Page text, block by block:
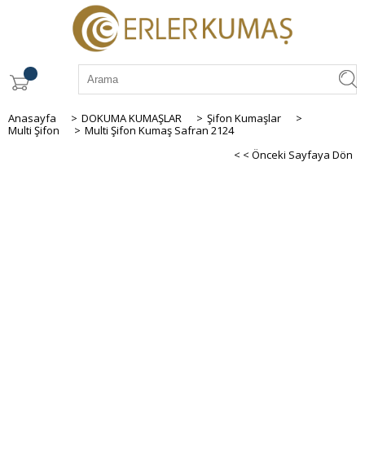
Anasayfa > DOKUMA KUMAŞLAR > Şifon Kumaşlar
>
Multi Şifon
> Multi Şifon Kumaş Safran 2124
< < Önceki Sayfaya Dön